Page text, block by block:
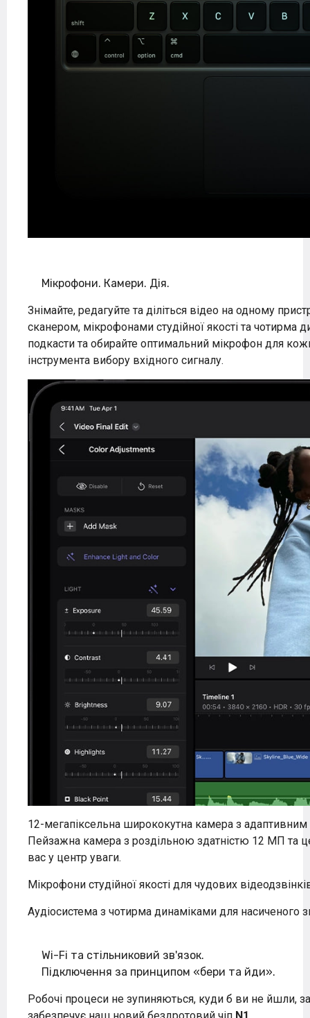
Мікрофони. Камери. Дія.
Знімайте, редагуйте та діліться відео на одному
сканером, мікрофонами студійної якості та чотирма
подкасти та обирайте оптимальний мікрофон для
інструмента вибору вхідного сигналу.
12-мегапіксельна ширококутна камера з адаптивним
Пейзажна камера з роздільною здатністю 12 МП та
вас у центр уваги.
Мікрофони студійної якості для чудових
Аудіосистема з чотирма динаміками для насиченого
Wi-Fi та стільниковий зв'язок.
Підключення за принципом «бери та йди».
Робочі процеси не зупиняються, куди б ви не йшли,